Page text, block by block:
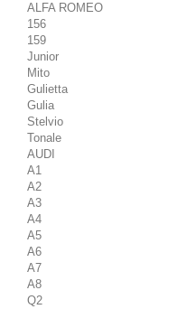
ALFA ROMEO
156
159
Junior
Mito
Gulietta
Gulia
Stelvio
Tonale
AUDI
A1
A2
A3
A4
A5
A6
A7
A8
Q2